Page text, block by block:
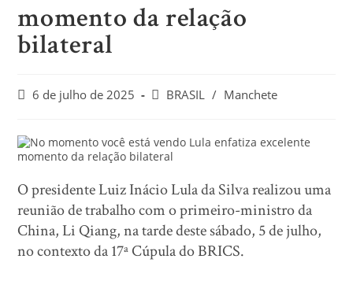
momento da relação
bilateral
6 de julho de 2025 BRASIL / Manchete
O presidente Luiz Inácio Lula da Silva realizou uma
reunião de trabalho com o primeiro-ministro da
China, Li Qiang, na tarde deste sábado, 5 de julho,
no contexto da 17ª Cúpula do BRICS.